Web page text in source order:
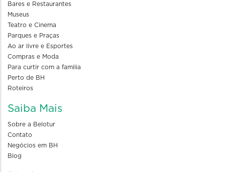
Bares e Restaurantes
Museus
Teatro e Cinema
Parques e Praças
Ao ar livre e Esportes
Compras e Moda
Para curtir com a familia
Perto de BH
Roteiros
Saiba Mais
Sobre a Belotur
Contato
Negócios em BH
Blog